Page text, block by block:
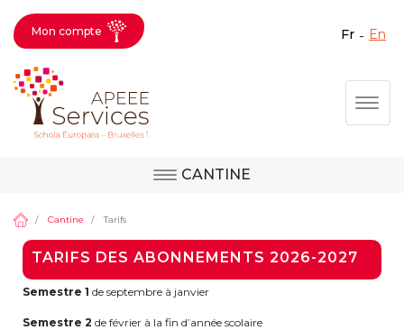
Aller
Fermer X
Question, avis,
demande, suggestion :
contactez le bon
service !
Mon compte fr en
CANTINE
Site de Berkendael
Cantine Tarifs
TARIFS DES ABONNEMENTS 2026-2027
Semestre 1 de septembre à janvier
Semestre 2 de février à la fin d’année scolaire